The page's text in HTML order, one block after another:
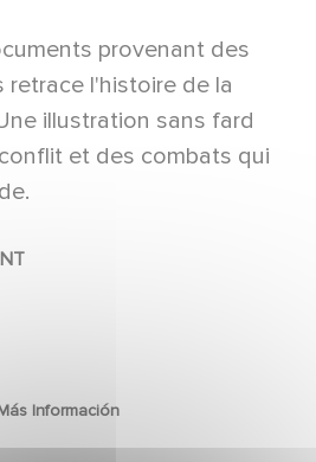
provenant des
retrace l'histoire de la
illustration sans fard
et des combats qui